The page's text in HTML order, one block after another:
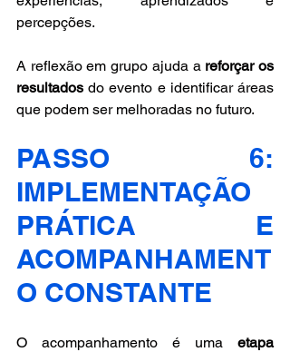
percepções.
A reflexão em grupo ajuda a reforçar os
resultados do evento e identificar áreas
que podem ser melhoradas no futuro.
PASSO 6:
IMPLEMENTAÇÃO
PRÁTICA E
ACOMPANHAMENT
O CONSTANTE
O acompanhamento é uma etapa